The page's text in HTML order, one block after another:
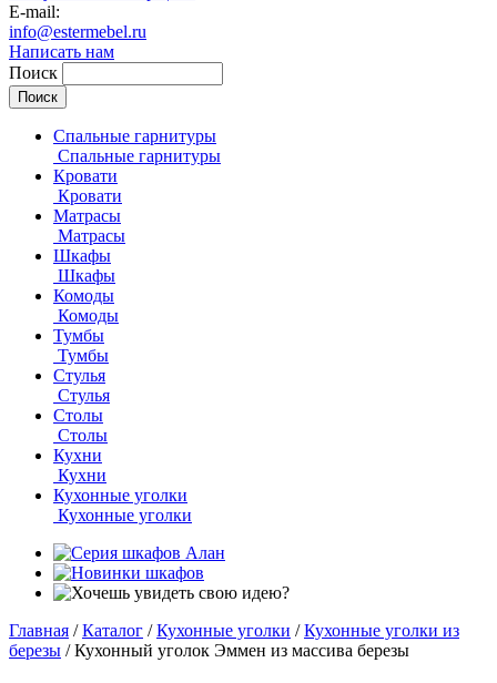
E-mail:
info@estermebel.ru
Написать нам
Поиск
Спальные гарнитуры
Спальные гарнитуры
Кровати
Кровати
Матрасы
Матрасы
Шкафы
Шкафы
Комоды
Комоды
Тумбы
Тумбы
Стулья
Стулья
Столы
Столы
Кухни
Кухни
Кухонные уголки
Кухонные уголки
Главная / Каталог / Кухонные уголки / Кухонные уголки из
березы / Кухонный уголок Эммен из массива березы